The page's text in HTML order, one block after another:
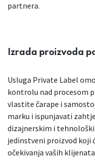
partnera.
Izrada proizvoda
Usluga Private Label
kontrolu nad procesom
vlastite čarape i
marku i ispunjavati
dizajnerskim i
jedinstveni proizvod koji
očekivanja vaših